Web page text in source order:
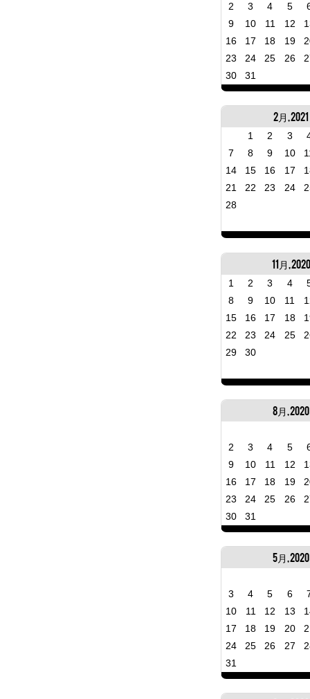
2 3 4 5
9
10 11 12
16
17 18 19
23
24 25 26
30
31
2月, 2021
1 2 3
7
8 9 10
14
15 16 17
21
22 23 24
28
11月, 2020
1 2 3 4
8
9 10 11
15
16 17 18
22
23 24 25
29
30
8月, 2020
2 3 4 5
9
10 11 12
16
17 18 19
23
24 25 26
30
31
5月, 2020
3 4 5 6
10
11 12 13
17
18 19 20
24
25 26 27
31